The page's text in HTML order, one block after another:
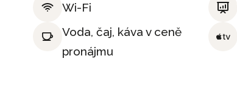
Wi-Fi
Voda, čaj, káva v ceně
pronájmu